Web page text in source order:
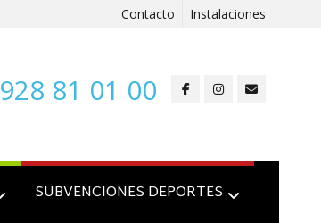
Contacto Instalaciones
928 81 01 00
SUBVENCIONES DEPORTES